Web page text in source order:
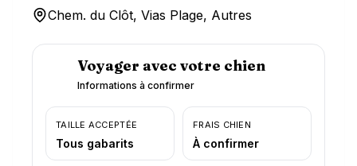
Chem. du Clôt, Vias Plage, Autres
Voyager avec votre chien
Informations à confirmer
TAILLE ACCEPTÉE
Tous gabarits
FRAIS CHIEN
À confirmer